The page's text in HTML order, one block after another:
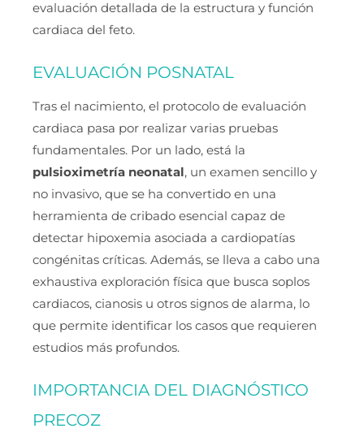
evaluación detallada de la estructura y función
cardiaca del feto.
EVALUACIÓN POSNATAL
Tras el nacimiento, el protocolo de evaluación
cardiaca pasa por realizar varias pruebas
fundamentales. Por un lado, está la
pulsioximetría neonatal , un examen sencillo y
no invasivo, que se ha convertido en una
herramienta de cribado esencial capaz de
detectar hipoxemia asociada a cardiopatías
congénitas críticas. Además, se lleva a cabo una
exhaustiva exploración física que busca soplos
cardiacos, cianosis u otros signos de alarma, lo
que permite identificar los casos que requieren
estudios más profundos.
IMPORTANCIA DEL DIAGNÓSTICO
PRECOZ